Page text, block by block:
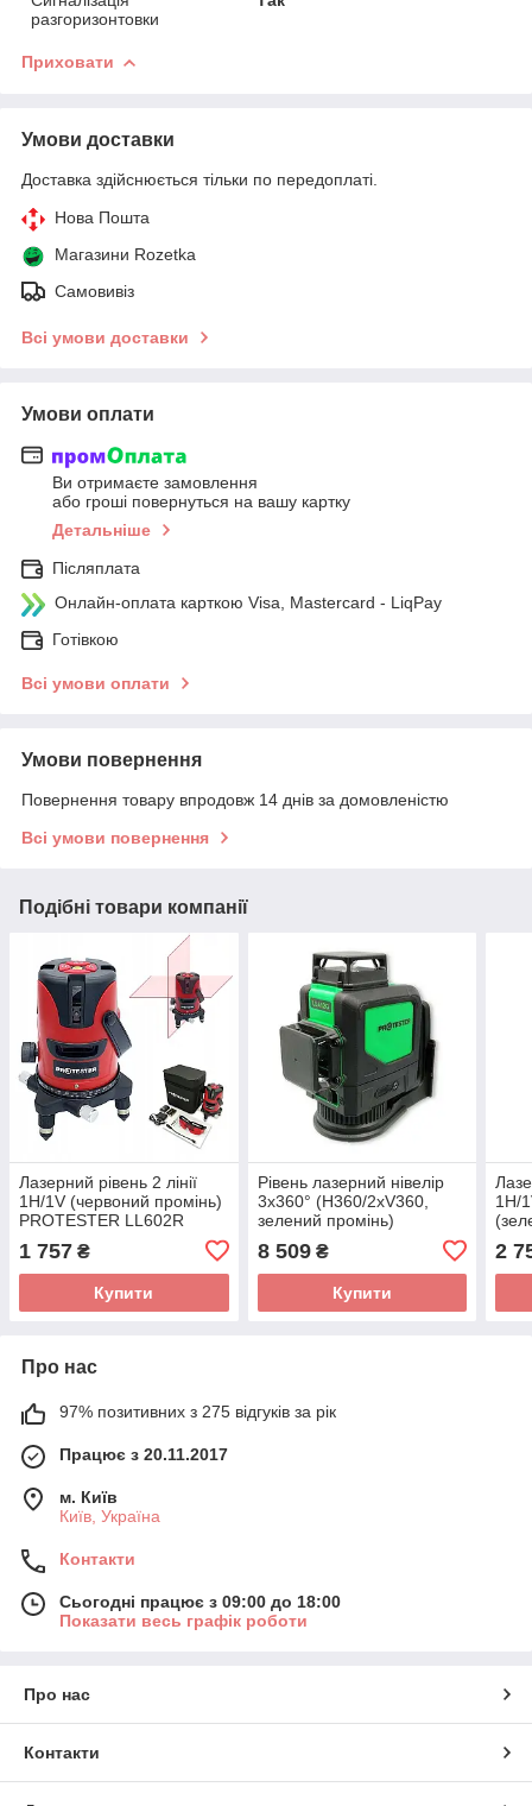
разгоризонтовки
Приховати
Умови доставки
Доставка здійснюється тільки по передоплаті.
Нова Пошта
Магазини Rozetka
Самовивіз
Всі умови доставки
Умови оплати
Ви отримаєте замовлення
або гроші повернуться на вашу картку
Детальніше
Післяплата
Онлайн-оплата карткою Visa, Mastercard - LiqPay
Готівкою
Всі умови оплати
Умови повернення
Повернення товару впродовж 14 днів за домовленістю
Всі умови повернення
Подібні товари компанії
Лазерний рівень 2 лінії
1H/1V (червоний промінь)
PROTESTER LL602R
1 757 ₴
Купити
Рівень лазерний нівелір
3x360° (H360/2xV360,
зелений промінь)
8 509₴
Купити
1H/
2
Про нас
97% позитивних з 275 відгуків за рік
Працює з 20.11.2017
м. Київ
Київ, Україна
Контакти
Сьогодні працює з 09:00 до 18:00
Показати весь графік роботи
Про нас
Контакти